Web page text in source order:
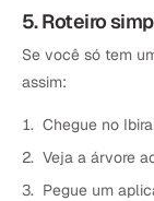
5. Roteiro
Se você só tem
assim:
Chegue no
Veja a árvore
Pegue um